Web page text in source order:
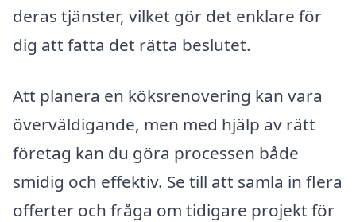
deras tjänster, vilket gör det enklare för
dig att fatta det rätta beslutet.
Att planera en köksrenovering kan vara
överväldigande, men med hjälp av rätt
företag kan du göra processen både
smidig och effektiv. Se till att samla in flera
offerter och fråga om tidigare projekt för